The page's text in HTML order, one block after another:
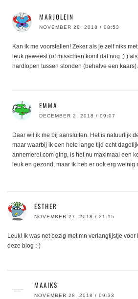
MARJOLEIN
NOVEMBER 28, 2018 / 08:53
Kan ik me voorstellen! Zeker als je zelf niks
leuk geweest (of misschien komt dat nog ;) )
hardlopen tussen stonden (behalve een kaars).
EMMA
DECEMBER 2, 2018 / 09:07
Daar wil ik me bij aansluiten. Het is natuurlijk
maar waarbij ik een hele lange tijd echt
annemerel.com ging, is het nu maximaal een
leuk en gezond, maar ik heb er ook erg weinig
ESTHER
NOVEMBER 27, 2018 / 21:15
Leuk! Ik was net bezig met mn verlanglijstje
deze blog :-)
MAAIKS
NOVEMBER 28, 2018 / 09:33